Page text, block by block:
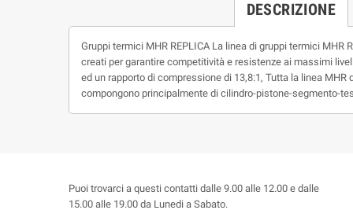
DESCRIZIONE
Gruppi termici MHR REPLICA La linea di gruppi termici
creati per garantire competitività e resistenze ai massimi
ed un rapporto di compressione di 13,8:1, Tutta la linea
compongono principalmente di cilindro-pistone-segmento-
Puoi trovarci a questi contatti dalle 9.00 alle 12.00 e dalle
15.00 alle 19.00 da Lunedi a Sabato.